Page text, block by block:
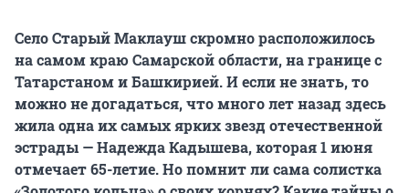
Село Старый Маклауш скромно расположилось
на самом краю Самарской области, на границе с
Татарстаном и Башкирией. И если не знать, то
можно не догадаться, что много лет назад здесь
жила одна их самых ярких звезд отечественной
эстрады — Надежда Кадышева, которая 1 июня
отмечает 65-летие. Но помнит ли сама солистка